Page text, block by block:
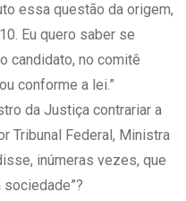
essa questão da origem,
Eu quero saber se
candidato, no comitê
conforme a lei.”
da Justiça contrariar a
Tribunal Federal, Ministra
inúmeras vezes, que